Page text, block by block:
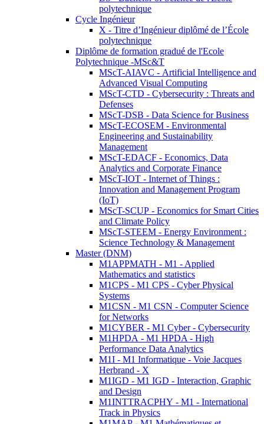
polytechnique
Cycle Ingénieur
X - Titre d’Ingénieur diplômé de l’École
polytechnique
Diplôme de formation gradué de l'Ecole
Polytechnique -MSc&T
MScT-AIAVC - Artificial Intelligence and
Advanced Visual Computing
MScT-CTD - Cybersecurity : Threats and
Defenses
MScT-DSB - Data Science for Business
MScT-ECOSEM - Environmental
Engineering and Sustainability
Management
MScT-EDACF - Economics, Data
Analytics and Corporate Finance
MScT-IOT - Internet of Things :
Innovation and Management Program
(IoT)
MScT-SCUP - Economics for Smart Cities
and Climate Policy
MScT-STEEM - Energy Environment :
Science Technology & Management
Master (DNM)
M1APPMATH - M1 - Applied
Mathematics and statistics
M1CPS - M1 CPS - Cyber Physical
Systems
M1CSN - M1 CSN - Computer Science
for Networks
M1CYBER - M1 Cyber - Cybersecurity
M1HPDA - M1 HPDA - High
Performance Data Analytics
M1I - M1 Informatique - Voie Jacques
Herbrand - X
M1IGD - M1 IGD - Interaction, Graphic
and Design
M1INTTRACPHY - M1 - International
Track in Physics